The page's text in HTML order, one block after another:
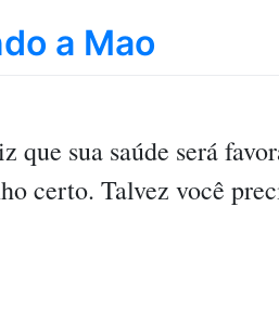
a Mao
que sua saúde será
certo. Talvez você